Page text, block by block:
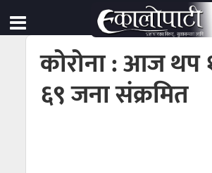
कोरोना : आज थप
६९ जना संक्रमित